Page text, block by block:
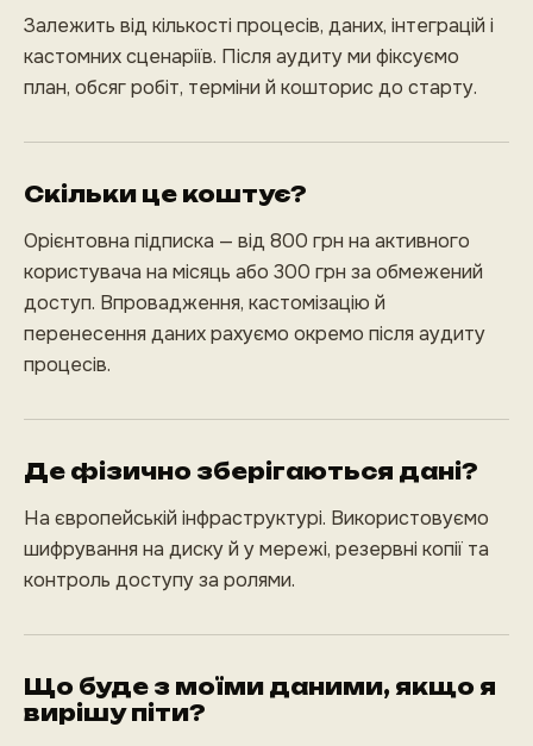
Залежить від кількості процесів, даних, інтеграцій і
кастомних сценаріїв. Після аудиту ми фіксуємо
план, обсяг робіт, терміни й кошторис до старту.
Скільки це коштує?
Орієнтовна підписка — від 800 грн на активного
користувача на місяць або 300 грн за обмежений
доступ. Впровадження, кастомізацію й
перенесення даних рахуємо окремо після аудиту
процесів.
Де фізично зберігаються дані?
На європейській інфраструктурі. Використовуємо
шифрування на диску й у мережі, резервні копії та
контроль доступу за ролями.
Що буде з моїми даними, якщо я
вирішу піти?